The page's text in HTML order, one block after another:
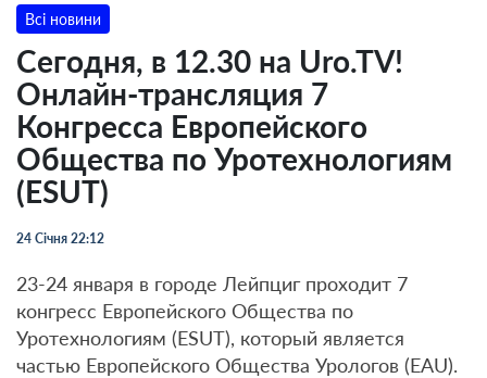
Всі новини
Сегодня, в 12.30 на Uro.TV!
Онлайн-трансляция 7
Конгресса Европейского
Общества по Уротехнологиям
(ESUT)
24 Січня 22:12
23-24 января в городе Лейпциг проходит 7
конгресс Европейского Общества по
Уротехнологиям (ESUT), который является
частью Европейского Общества Урологов (EAU).